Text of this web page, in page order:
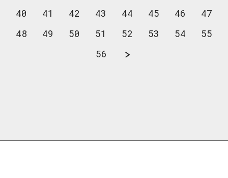
40
41 42 43 44 45 46
47
48
49 50 51 52 53 54
55
56